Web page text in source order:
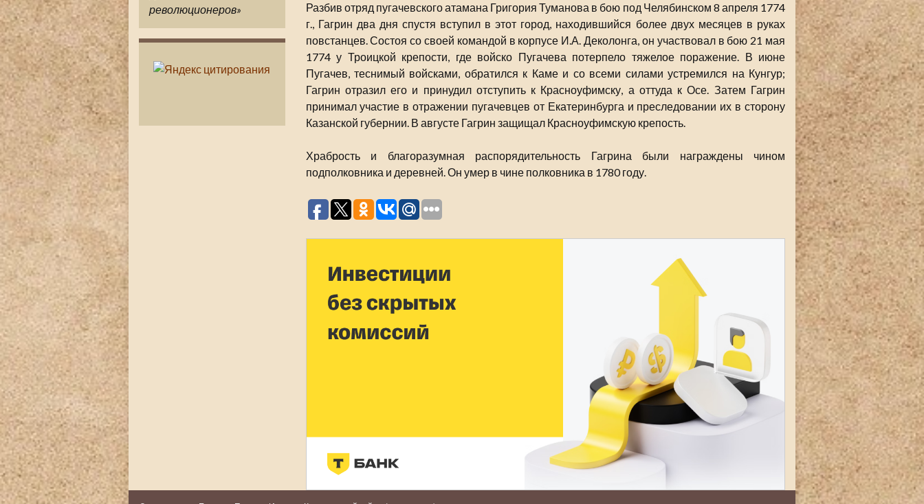
революционеров»
Разбив отряд пугачевского атамана Григория Туманова в бою под Челябинском 8 апреля 1774
г., Гагрин два дня спустя вступил в этот город, находившийся более двух месяцев в руках
повстанцев. Состоя со своей командой в корпусе И.А. Деколонга, он участвовал в бою 21 мая
1774 у Троицкой крепости, где войско Пугачева потерпело тяжелое поражение. В июне
Пугачев, теснимый войсками, обратился к Каме и со всеми силами устремился на Кунгур;
Гагрин отразил его и принудил отступить к Красноуфимску, а оттуда к Осе. Затем Гагрин
принимал участие в отражении пугачевцев от Екатеринбурга и преследовании их в сторону
Казанской губернии. В августе Гагрин защищал Красноуфимскую крепость.
Храбрость и благоразумная распорядительность Гагрина были награждены чином
подполковника и деревней. Он умер в чине полковника в 1780 году.